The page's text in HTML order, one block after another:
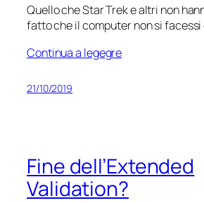
Quello che Star Trek e altri non
fatto che il computer non si
Continua a legegre
21/10/2019
Fine dell’Extended
Validation?